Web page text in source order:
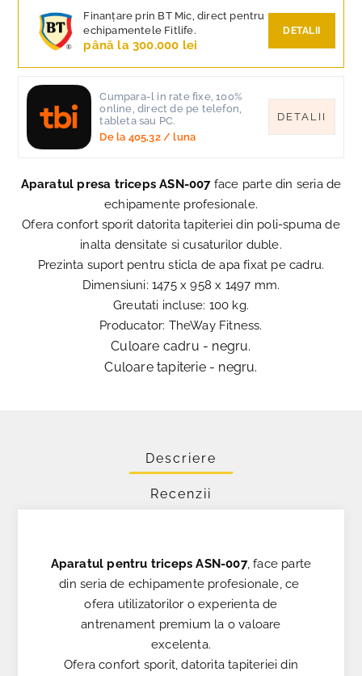
Finanțare prin BT Mic, direct pentru
echipamentele Fitlife.
până la 300.000 lei
DETALII
Cumpara-l in rate fixe, 100%
online, direct de pe telefon,
tableta sau PC.
De la 405,32/ luna
DETALII
Aparatul presa triceps ASN-007face parte din seria de
echipamente profesionale.
Ofera confort sporit datorita tapiteriei din poli-spuma de
inalta densitate si cusaturilor duble.
Prezinta suport pentru sticla de apa fixat pe cadru.
Dimensiuni: 1475 x 958 x 1497 mm.
Greutati incluse: 100 kg.
Producator: TheWay Fitness.
Culoare cadru - negru.
Culoare tapiterie - negru.
Descriere
Recenzii
Aparatul pentru triceps ASN-007, face parte
din seria de echipamente profesionale, ce ​​
ofera utilizatorilor o experienta de
antrenament premium la o valoare
excelenta.
Ofera confort sporit, datorita tapiteriei din